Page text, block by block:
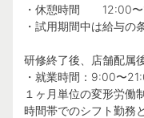
・休憩時間 12:00〜
・試用期間中は給与の
研修終了後、店舗配属
・就業時間：9:00〜
１ヶ月単位の変形労働
時間帯でのシフト勤務